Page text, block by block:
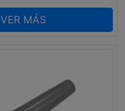
VER MÁS